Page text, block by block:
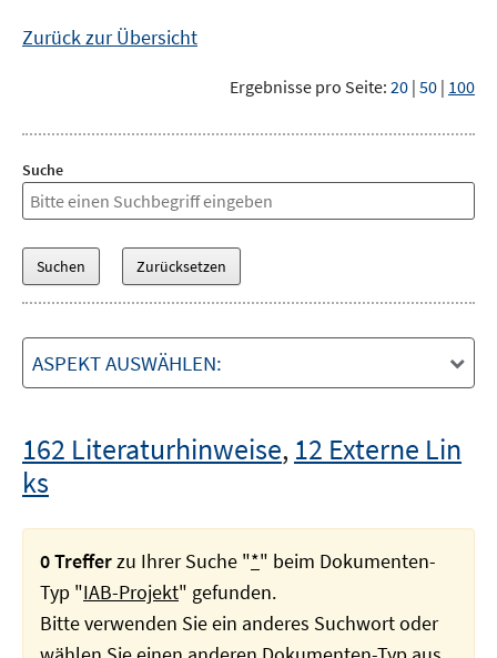
Zurück zur Übersicht
Ergebnisse pro Seite: 20 | 50 | 100
Suche
ASPEKT AUSWÄHLEN:
162 Literaturhinweise, 12 Externe Lin
ks
0 Trefferzu Ihrer Suche "*" beim Dokumenten-
Typ "IAB-Projekt" gefunden.
Bitte verwenden Sie ein anderes Suchwort oder